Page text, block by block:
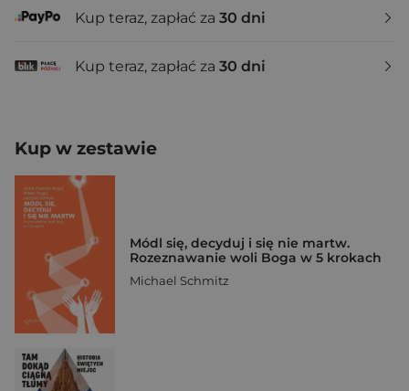
Kup teraz, zapłać za 30 dni
Kup teraz, zapłać za 30 dni
Kup w zestawie
Módl się, decyduj i się nie martw.
Rozeznawanie woli Boga w 5 krokach
Michael Schmitz